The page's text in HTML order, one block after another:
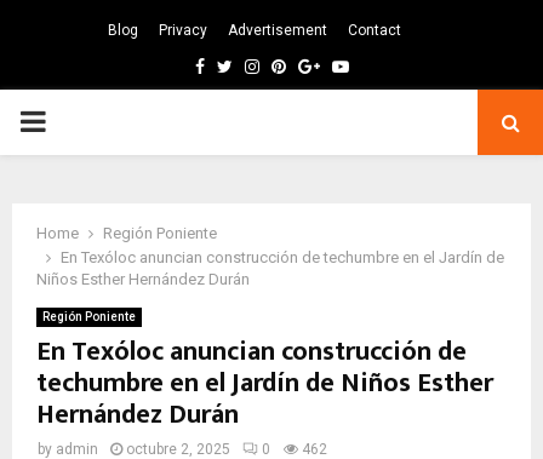
Blog Privacy Advertisement Contact
Facebook
TwitterInstagram
Pinterest
GoogleYoutube
PRIMARY
Home
Región Poniente
En Texóloc anuncian construcción de techumbre en el Jardín de
Niños Esther Hernández Durán
Región Poniente
En Texóloc anuncian construcción de
techumbre en el Jardín de Niños Esther
Hernández Durán
by admin octubre 2, 2025 0 462